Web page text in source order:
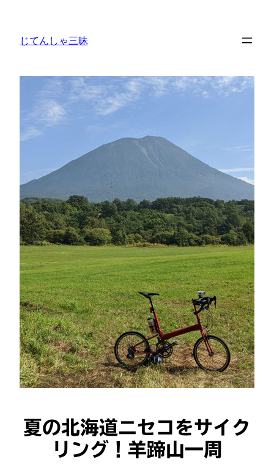
じてんしゃ三昧
夏の北海道ニセコをサイク
リング！羊蹄山一周